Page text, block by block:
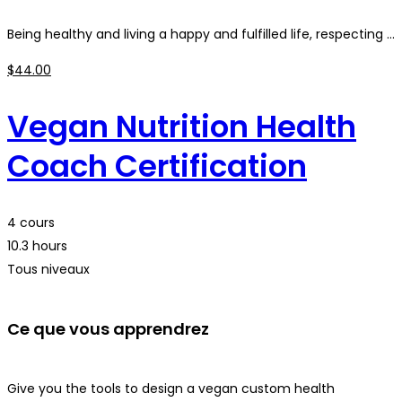
Being healthy and living a happy and fulfilled life, respecting …
$44.00
Vegan Nutrition Health
Coach Certification
4 cours
10.3 hours
Tous niveaux
Ce que vous apprendrez
Give you the tools to design a vegan custom health